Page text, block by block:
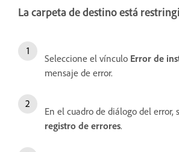
La carpeta de destino está
Seleccione el vínculo Error de
mensaje de error.
En el cuadro de diálogo del error,
registro de errores.